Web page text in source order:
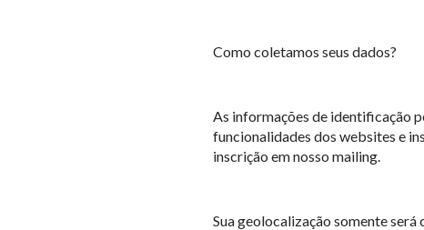
Como coletamos seus dados?
As informações de identificação
funcionalidades dos websites e
inscrição em nosso mailing.
Sua geolocalização somente